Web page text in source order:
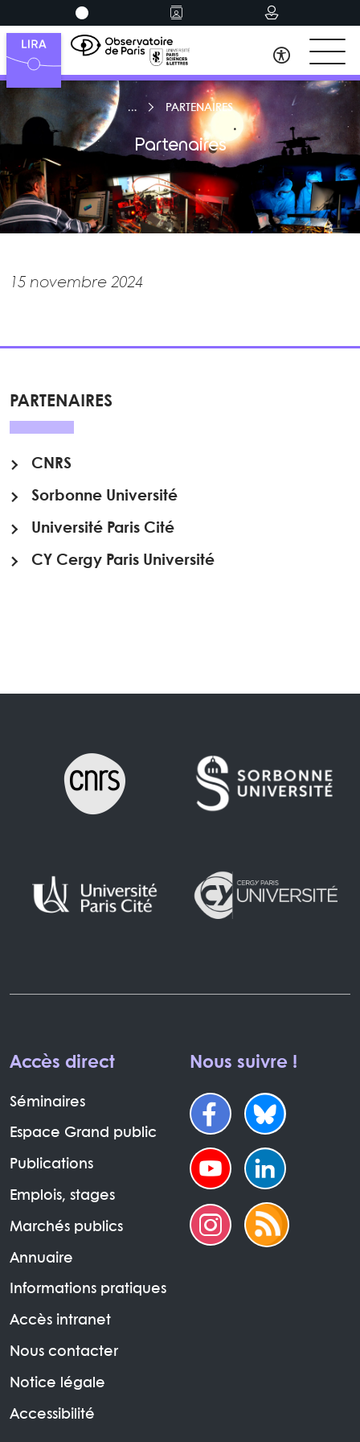
PARTENAIRES
Partenaires
15 novembre 2024
PARTENAIRES
CNRS
Sorbonne Université
Université Paris Cité
CY Cergy Paris Université
Accès direct
Séminaires
Espace Grand public
Publications
Emplois, stages
Marchés publics
Annuaire
Informations pratiques
Accès intranet
Nous contacter
Notice légale
Accessibilité
Nous suivre !